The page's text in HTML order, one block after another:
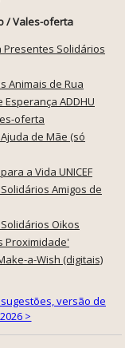
/ Vales-oferta
Presentes Solidários
Animais de Rua
Esperança ADDHU
oferta
de Mãe (só
a Vida UNICEF
Amigos de
Oikos
Proximidade'
a-Wish (digitais)
versão de
>